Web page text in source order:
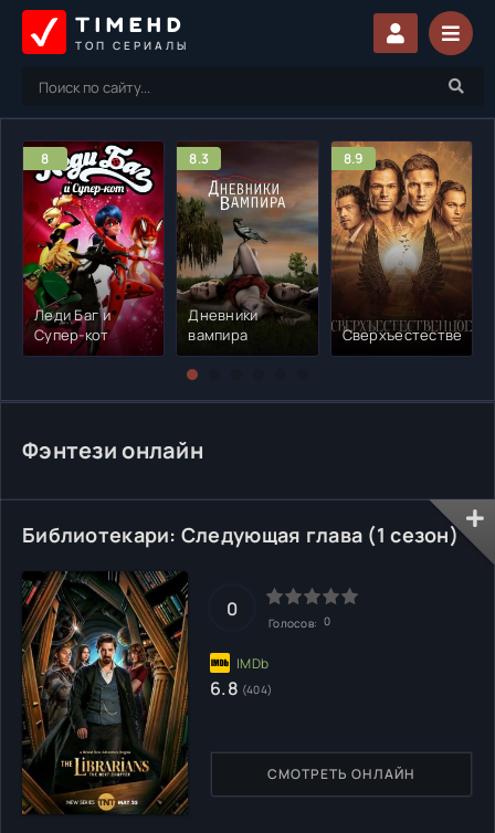
TIMEHD
ТОП СЕРИАЛЫ
8
Леди Баг и
Супер-кот
8.3
Дневники
вампира
8.9
Фэнтези онлайн
Библиотекари: Следующая глава (1 сезон)
СМОТРЕТЬ ОНЛАЙН
0
Голосов: 0
6.8 (404)